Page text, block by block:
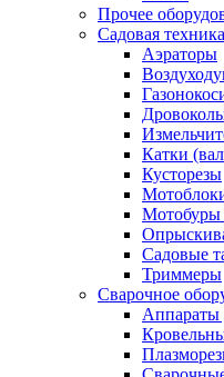
Прочее
Садовая техника
Аэраторы
Катки
Кусторезы
Мотобуры
Садовые
Триммеры
Сварочное
Аппараты